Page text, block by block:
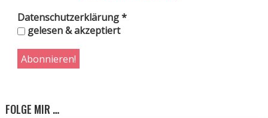
Datenschutzerklärung*
gelesen & akzeptiert
FOLGE MIR …